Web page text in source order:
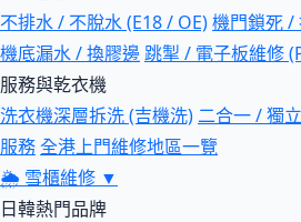
不排水 / 不脫水 (E18 / OE)機門鎖死 /
機底漏水 / 換膠邊跳掣 / 電子板維修
服務與乾衣機
洗衣機深層拆洗 (吉機洗) 二合一 / 獨
服務全港上門維修地區一覽
🌦 雪櫃維修 ▼
日韓熱門品牌